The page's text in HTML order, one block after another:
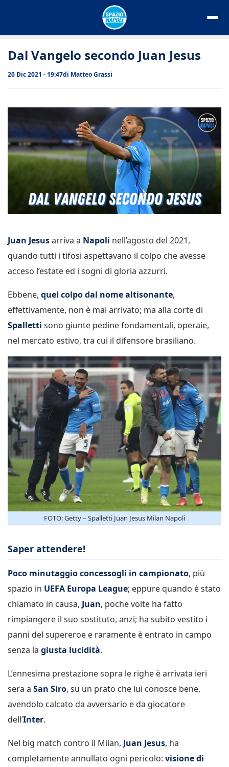
Dal Vangelo secondo Juan Jesus
20 Dic 2021 - 19:47di Matteo Grassi
Juan Jesusarriva a Napoli nell’agosto del 2021,
quando tutti i tifosi aspettavano il colpo che avesse
acceso l’estate ed i sogni di gloria azzurri.
Ebbene, quel colpo dal nome altisonante,
effettivamente, non è mai arrivato; ma alla corte di
Spalletti sono giunte pedine fondamentali, operaie,
nel mercato estivo, tra cui il difensore brasiliano.
FOTO: Getty – Spalletti Juan Jesus Milan Napoli
Saper attendere!
Poco minutaggio concessogli in campionato, più
spazio in UEFA Europa League; eppure quando è stato
chiamato in causa, Juan, poche volte ha fatto
rimpiangere il suo sostituto, anzi; ha subito vestito i
panni del supereroe e raramente è entrato in campo
senza la giusta lucidità.
L’ennesima prestazione sopra le righe è arrivata ieri
sera a San Siro, su un prato che lui conosce bene,
avendolo calcato da avversario e da giocatore
dell’Inter.
Nel big match contro il Milan, Juan Jesus, ha
completamente annullato ogni pericolo: visione di